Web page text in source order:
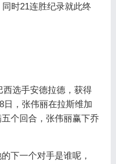
时21连胜纪录就此终
西选手安德拉德，获得
日，张伟丽在拉斯维加
个回合，张伟丽赢下乔
下一个对手是谁呢，